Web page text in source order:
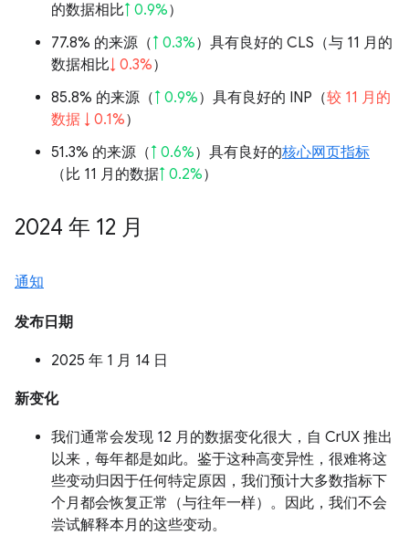
的数据相比↑ 0.9%）
77.8% 的来源（↑ 0.3%）具有良好的 CLS（与 11 月的
数据相比↓ 0.3%）
85.8% 的来源（↑ 0.9%）具有良好的 INP（较 11 月的
数据 ↓ 0.1%）
51.3% 的来源（↑ 0.6%）具有良好的核心网页指标
（比 11 月的数据↑ 0.2%）
2024 年 12 月
通知
发布日期
2025 年 1 月 14 日
新变化
我们通常会发现 12 月的数据变化很大，自 CrUX 推出
以来，每年都是如此。鉴于这种高变异性，很难将这
些变动归因于任何特定原因，我们预计大多数指标下
个月都会恢复正常（与往年一样）。因此，我们不会
尝试解释本月的这些变动。